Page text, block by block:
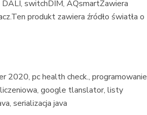
switchDIM, AQsmartZawiera
produkt zawiera źródło światła o
2020, pc health check., programowanie
google tlanslator, listy
serializacja java